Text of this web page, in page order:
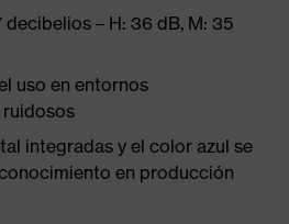
– H: 36 dB, M: 35
uso en entornos
integradas y el color azul se
en producción